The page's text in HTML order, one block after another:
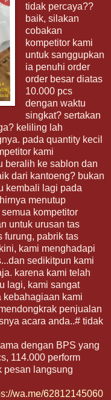
tidak percaya??
baik, silakan
cobakan
kompetitor kami
untuk sanggupkan
ia penuhi order
order besar diatas
10.000 pcs
dengan waktu
singkat? sertakan
keliling lah
pada quantity kecil
kami
beralih ke sablon dan
dari kantoeng? bukan
kembali lagi pada
menutup
kompetitor
untuk urusan tas
furung, pabrik tas
kami menghadapi
sedikitpun kami
karena kami telah
lagi, kami sangat
kebahagiaan kami
penjualan
acara anda..# tidak
dengan BPS yang
114.000 perform
pesan langsung
wa.me/62812145060